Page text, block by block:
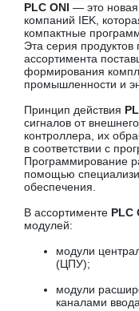
PLC ONI — это новая
компаний IEK,
компактные
Эта серия
ассортимента
формирования
промышленности и
Принцип действия
сигналов от
контроллера, их
в соответствии с
Программирование
помощью
обеспечения.
В ассортименте PLC
модулей:
модули
(ЦПУ);
модули
каналами